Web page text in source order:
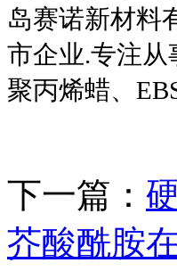
岛赛诺新材料
市企业.专注
聚丙烯蜡、
下一篇：
芥酸酰胺